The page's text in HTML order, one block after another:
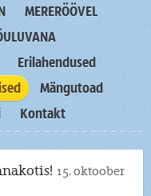
MERERÖÖVEL
Erilahendused
Mängutoad
Kontakt
15. oktoober